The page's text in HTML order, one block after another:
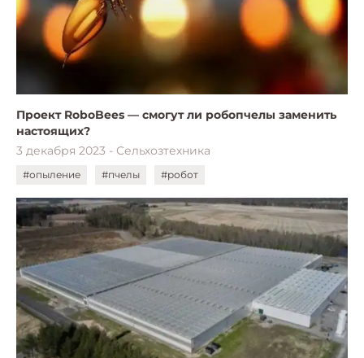
Проект RoboBees — смогут ли робопчелы заменить
настоящих?
3 декабря 2023 - Сельхозтехника
#опыление #пчелы #робот